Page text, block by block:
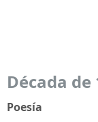
Década de
Poesía